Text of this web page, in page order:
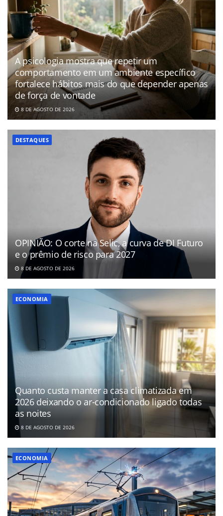
A psicologia mostra que repetir um
comportamento em um ambiente específico
fortalece hábitos mais do que depender apenas
de força de vontade
8 DE AGOSTO DE 2026
DESTAQUES
OPINIÃO: O corte na Selic, a curva de DI Futuro
e o prêmio de risco para 2027
8 DE AGOSTO DE 2026
ECONOMIA
Quanto custa manter a casa climatizada em
2026 deixando o ar-condicionado ligado todas
as noites
8 DE AGOSTO DE 2026
ECONOMIA